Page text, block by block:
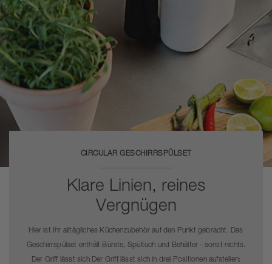
CIRCULAR GESCHIRRSPÜLSET
Klare Linien, reines
Vergnügen
Hier ist Ihr alltägliches Küchenzubehör auf den Punkt gebracht. Das
Geschirrspülset enthält Bürste, Spültuch und Behälter - sonst nichts.
Der Griff lässt sich Der Griff lässt sich in drei Positionen aufstellen: